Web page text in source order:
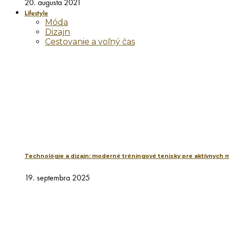
Lifestyle
Móda
Dizajn
Cestovanie a voľný čas
Technológie a dizajn: moderné tréningové tenisky pre aktívnych
19. septembra 2025